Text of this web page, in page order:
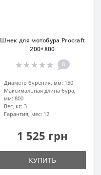
Шнек для мотобура Procraft
200*800
0
Диаметр бурения, мм: 150
Максимальная длина бура,
мм: 800
Вес, кг: 3
Гарантия, мес: 12
1 525 грн
КУПИТЬ